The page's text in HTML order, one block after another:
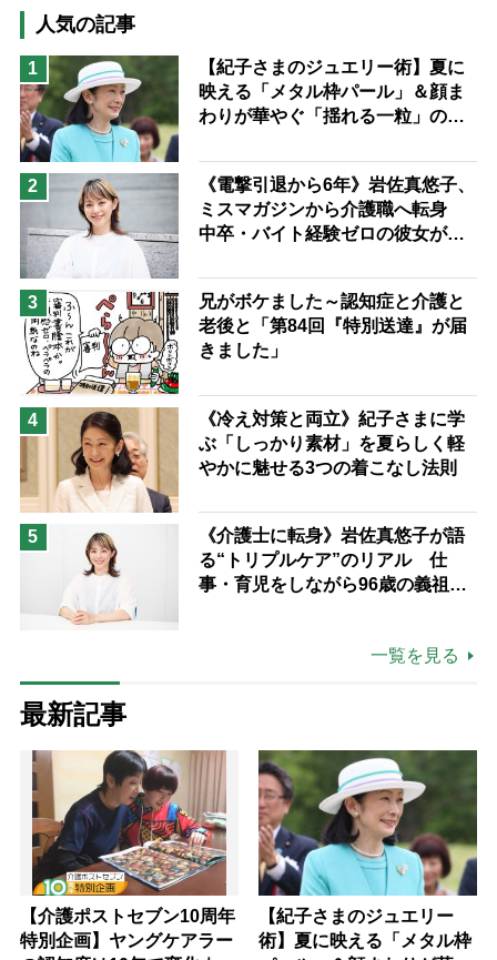
高木ブー
ケアマネジャー
猫が母になつきません
息子の遠距離介護サバイバル術
兄がボケました
予防法
人気の記事
1
【紀子さまのジュエリー術】夏に
映える「メタル枠パール」＆顔ま
わりが華やぐ「揺れる一粒」の使
2
《電撃引退から6年》岩佐真悠子、
ミスマガジンから介護職へ転身
中卒・バイト経験ゼロの彼女が見
ながら自分らしくいられる」
3
兄がボケました～認知症と介護と
老後と「第84回『特別送達』が届
きました」
4
《冷え対策と両立》紀子さまに学
ぶ「しっかり素材」を夏らしく軽
やかに魅せる3つの着こなし法則
5
《介護士に転身》岩佐真悠子が語
る“トリプルケア”のリアル 仕
事・育児をしながら96歳の義祖母
一覧を見る
最新記事
【介護ポストセブン10周年
特別企画】ヤングケアラー
【紀子さまのジュエリー
術】夏に映える「メタル枠